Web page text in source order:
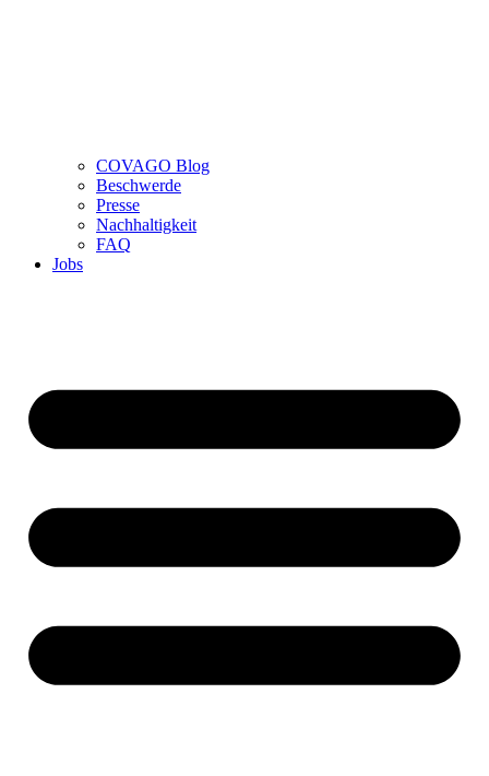
COVAGO Blog
Beschwerde
Presse
Nachhaltigkeit
FAQ
Jobs